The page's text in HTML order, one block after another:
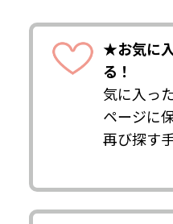
★お気に
る！
気に入っ
ページに
再び探す